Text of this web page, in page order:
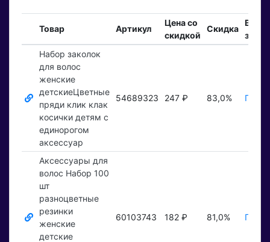
Товар Артикул
Цена со
скидкой
Скидка
Набор заколок
для волос
женские
детскиеЦветные
пряди клик клак
косички детям с
единорогом
аксессуар
54689323 247 ₽ 83,0%
Аксессуары для
волос Набор 100
шт
разноцветные
резинки
женские
детские
60103743 182 ₽ 81,0%